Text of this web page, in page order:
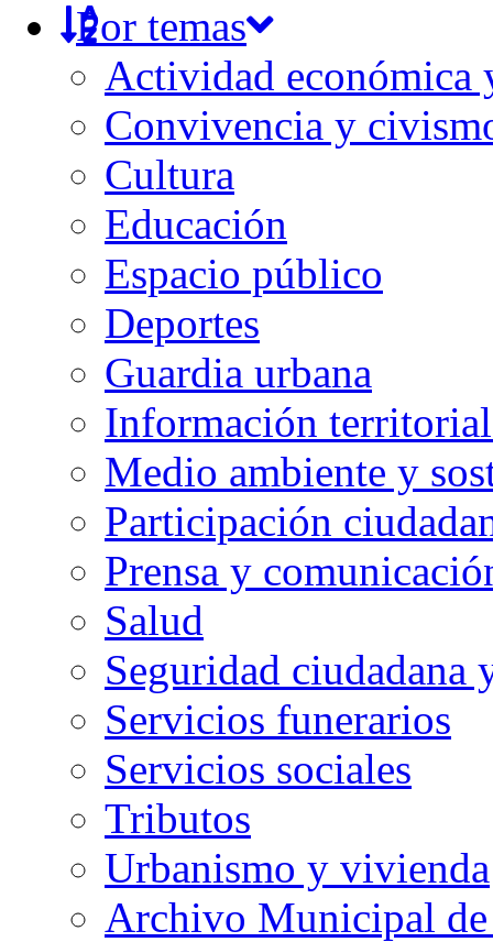
Por temas
Actividad económica
Convivencia y
Cultura
Educación
Espacio público
Deportes
Guardia urbana
Información
Medio ambiente y
Participación
Prensa y
Salud
Seguridad ciudadana
Servicios funerarios
Servicios sociales
Tributos
Urbanismo y vivienda
Archivo Municipal de